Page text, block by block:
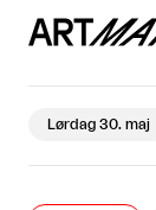
Lørdag 30. maj